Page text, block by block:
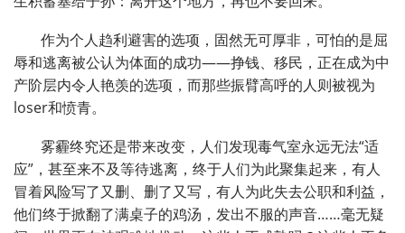
作为个人趋利避害的选项，固然无可厚非，可怕的是屈
辱和逃离被公认为体面的成功——挣钱、移民，正在成为中
产阶层内令人艳羡的选项，而那些振臂高呼的人则被视为
loser和愤青。
雾霾终究还是带来改变，人们发现毒气室永远无法“适
应”，甚至来不及等待逃离，终于人们为此聚集起来，有人
冒着风险写了又删、删了又写，有人为此失去公职和利益，
他们终于掀翻了满桌子的鸡汤，发出不服的声音……毫无疑